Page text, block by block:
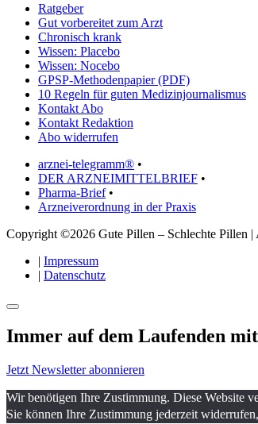
Ratgeber
Gut vorbereitet zum Arzt
Chronisch krank
Wissen: Placebo
Wissen: Nocebo
GPSP-Methodenpapier (PDF)
10 Regeln für guten Medizinjournalismus
Kontakt Abo
Kontakt Redaktion
Abo widerrufen
arznei-telegramm® •
DER ARZNEIMITTELBRIEF •
Pharma-Brief•
Arzneiverordnung in der Praxis
Copyright ©2026 Gute Pillen – Schlechte Pillen |
| Impressum
| Datenschutz
Immer auf dem Laufenden
Jetzt Newsletter abonnieren
Wir benötigen Ihre Zustimmung. Diese Website
Sie können Ihre Zustimmung jederzeit